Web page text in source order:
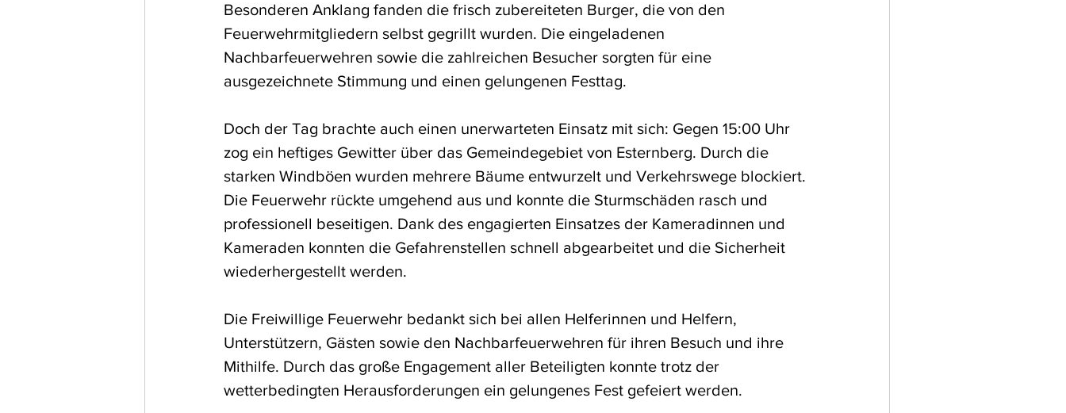
Besonderen Anklang fanden die frisch zubereiteten Burger, die von den
Feuerwehrmitgliedern selbst gegrillt wurden. Die eingeladenen
Nachbarfeuerwehren sowie die zahlreichen Besucher sorgten für eine
ausgezeichnete Stimmung und einen gelungenen Festtag.
Doch der Tag brachte auch einen unerwarteten Einsatz mit sich: Gegen 15:00 Uhr
zog ein heftiges Gewitter über das Gemeindegebiet von Esternberg. Durch die
starken Windböen wurden mehrere Bäume entwurzelt und Verkehrswege blockiert.
Die Feuerwehr rückte umgehend aus und konnte die Sturmschäden rasch und
professionell beseitigen. Dank des engagierten Einsatzes der Kameradinnen und
Kameraden konnten die Gefahrenstellen schnell abgearbeitet und die Sicherheit
wiederhergestellt werden.
Die Freiwillige Feuerwehr bedankt sich bei allen Helferinnen und Helfern,
Unterstützern, Gästen sowie den Nachbarfeuerwehren für ihren Besuch und ihre
Mithilfe. Durch das große Engagement aller Beteiligten konnte trotz der
wetterbedingten Herausforderungen ein gelungenes Fest gefeiert werden.